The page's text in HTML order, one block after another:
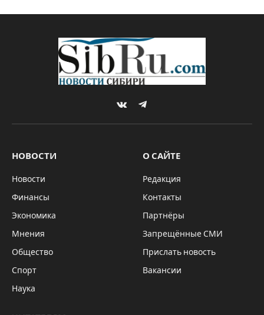
VKontakteTelegram
НОВОСТИ
Новости
Финансы
Экономика
Мнения
Общество
Спорт
Наука
О САЙТЕ
Редакция
Контакты
Партнёры
Запрещённые СМИ
Прислать новость
Вакансии